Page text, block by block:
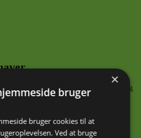
dit fugle- og insektliv i din have. Spørg
der der vil virke godt for dyrene i dit
×
bruger
bruger cookies til at
Ved at bruge